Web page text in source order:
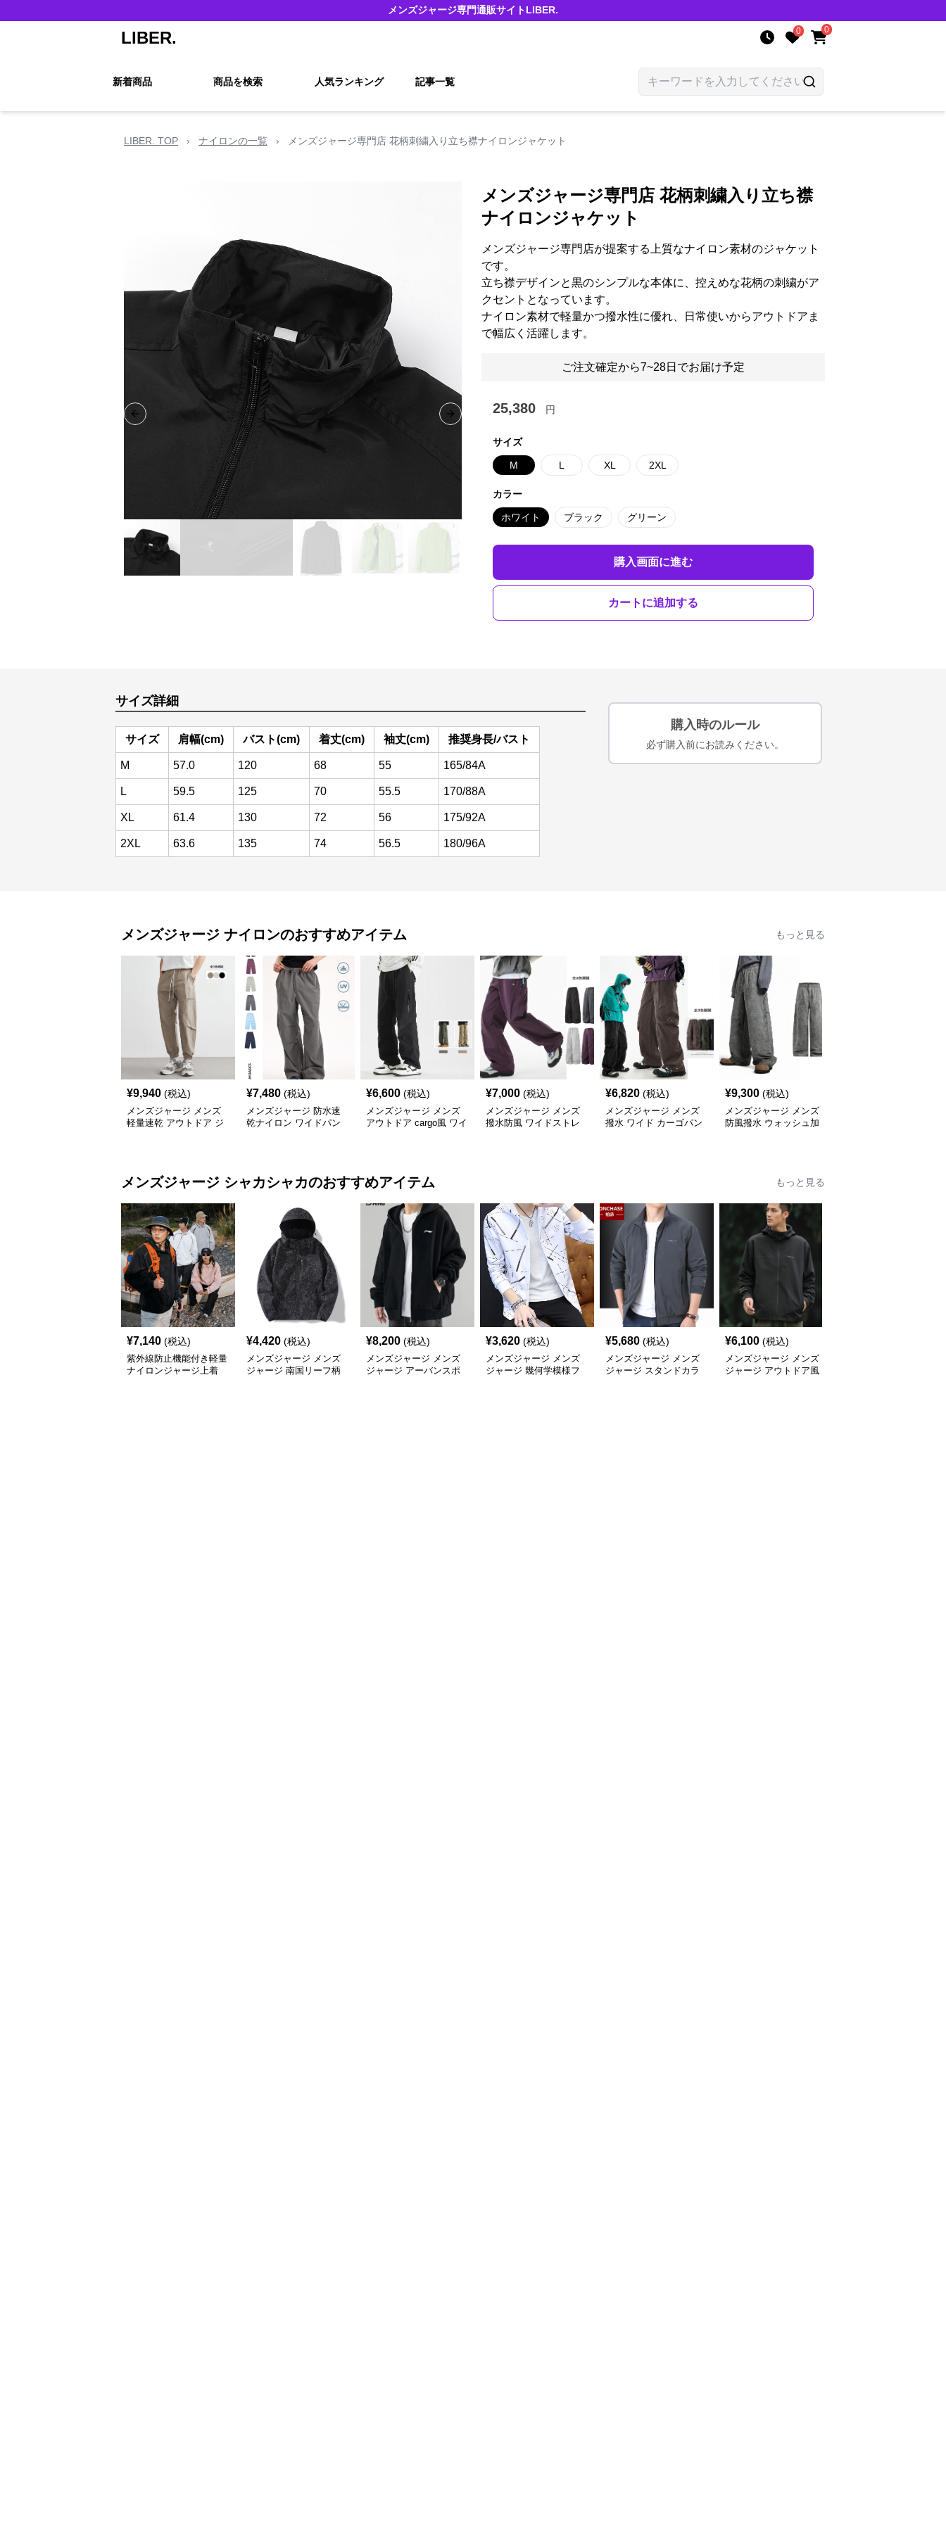
メンズジャージ専門通販サイトLIBER.
LIBER. 0 0
新着商品 商品を検索 人気ランキング 記事一覧
LIBER. TOP › ナイロンの一覧 › メンズジャージ専門店 花柄刺繍入り立ち襟ナイロンジャケット
Previous slide Next slide
メンズジャージ専門店 花柄刺繍入り立ち襟
ナイロンジャケット
メンズジャージ専門店が提案する上質なナイロン素材のジャケット
です。
立ち襟デザインと黒のシンプルな本体に、控えめな花柄の刺繍がア
クセントとなっています。
ナイロン素材で軽量かつ撥水性に優れ、日常使いからアウトドアま
で幅広く活躍します。
ご注文確定から7~28日でお届け予定
25,380 円
サイズ
M L XL 2XL
カラー
ホワイト ブラック グリーン
購入画面に進む
カートに追加する
サイズ詳細
サイズ 肩幅(cm) バスト(cm) 着丈(cm) 袖丈(cm) 推奨身長/バスト
M 57.0 120 68 55 165/84A
L 59.5 125 70 55.5 170/88A
XL 61.4 130 72 56 175/92A
2XL 63.6 135 74 56.5 180/96A
購入時のルール
必ず購入前にお読みください。
メンズジャージ ナイロンのおすすめアイテム もっと見る
¥9,940 (税込)
メンズジャージ メンズ
軽量速乾 アウトドア ジ
¥7,480 (税込)
メンズジャージ 防水速
乾ナイロン ワイドパン
¥6,600 (税込)
メンズジャージ メンズ
アウトドア cargo風 ワイ
¥7,000 (税込)
メンズジャージ メンズ
撥水防風 ワイドストレ
¥6,820 (税込)
メンズジャージ メンズ
撥水 ワイド カーゴパン
¥9,300 (税込)
メンズジャージ メンズ
防風撥水 ウォッシュ加
メンズジャージ シャカシャカのおすすめアイテム もっと見る
¥7,140 (税込)
紫外線防止機能付き軽量
ナイロンジャージ上着
¥4,420 (税込)
メンズジャージ メンズ
ジャージ 南国リーフ柄
¥8,200 (税込)
メンズジャージ メンズ
ジャージ アーバンスポ
¥3,620 (税込)
メンズジャージ メンズ
ジャージ 幾何学模様フ
¥5,680 (税込)
メンズジャージ メンズ
ジャージ スタンドカラ
¥6,100 (税込)
メンズジャージ メンズ
ジャージ アウトドア風